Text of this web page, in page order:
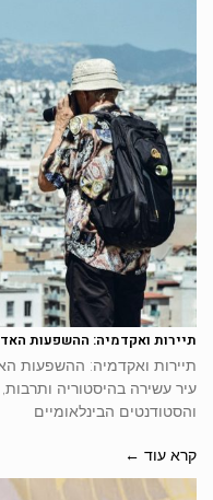
תיירות ואקדמיה: ההשפעות
תיירות ואקדמיה: ההשפעות
עיר עשירה בהיסטוריה
והסטודנטים הבינלאומיים
קרא עוד ←